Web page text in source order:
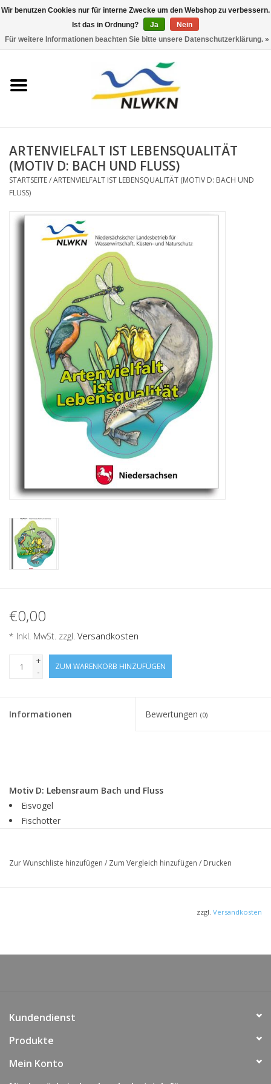
Neuerscheinungen
Wasserwirtschaft
Jahresberichte
Informationsbroschüre NLWKN
ARTENVIELFALT IST LEBENSQUALITÄT
(MOTIV D: BACH UND FLUSS)
STARTSEITE/ARTENVIELFALT IST LEBENSQUALITÄT (MOTIV D: BACH UND
FLUSS)
€0,00
* Inkl. MwSt. zzgl. Versandkosten
+
-
ZUM WARENKORB HINZUFÜGEN
Informationen Bewertungen (0)
Motiv D: Lebensraum Bach und Fluss
Eisvogel
Fischotter
Gelbe Schwertlilie
Zur Wunschliste hinzufügen / Zum Vergleich hinzufügen / Drucken
zzgl. Versandkosten
Kundendienst
Produkte
Mein Konto
Wir benutzen Cookies nur für interne Zwecke um den Webshop zu verbessern.
Ist das in Ordnung?
Ja
Nein
Für weitere Informationen beachten Sie bitte unsere Datenschutzerklärung. »